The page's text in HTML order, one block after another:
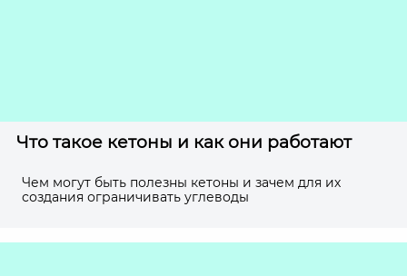
Что такое кетоны и как они работают
Чем могут быть полезны кетоны и зачем для их
создания ограничивать углеводы